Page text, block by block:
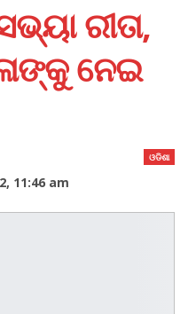
ରୀତା,
ନେଇ
ଓଡିଶା
11:46 am